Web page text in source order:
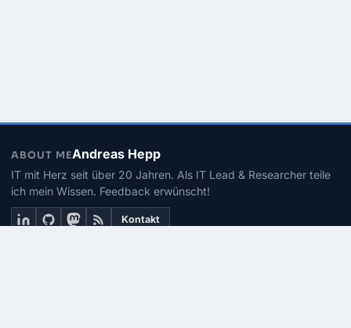
ABOUT MEAndreas Hepp
IT mit Herz seit über 20 Jahren. Als IT Lead & Researcher teile
ich mein Wissen. Feedback erwünscht!
Kontakt